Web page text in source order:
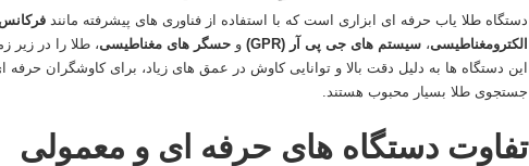
دستگاه طلا یاب حرفه‌ ای ابزاری است که با استفاده از فناوری‌ های پیشرفته مانند
الکترومغناطیسی، سیستم‌ های جی‌ پی‌ آر (GPR) و حسگر های مغناطیسی، طلا را در زیر
این دستگاه‌ ها به دلیل دقت بالا و توانایی کاوش در عمق‌ های زیاد، برای کاوشگران حرفه‌
جستجوی طلا بسیار محبوب هستند.
تفاوت دستگاه‌ های حرفه‌ ای و معمولی